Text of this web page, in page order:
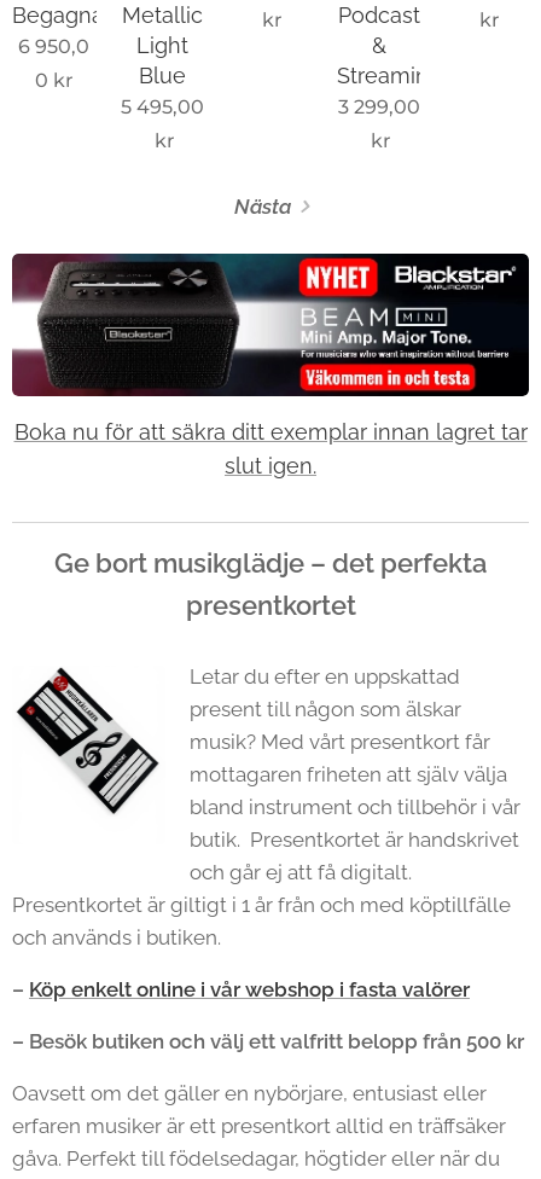
Begagnad
6 950,0
0 kr
Metallic
Light
Blue
5 495,00
kr
kr
Podcast
&
Streaming
3 299,00
kr
kr
Nästa
Boka nu för att säkra ditt exemplar innan lagret tar
slut igen.
Ge bort musikglädje – det perfekta
presentkortet
Letar du efter en uppskattad
present till någon som älskar
musik? Med vårt presentkort får
mottagaren friheten att själv välja
bland instrument och tillbehör i vår
butik. Presentkortet är handskrivet
och går ej att få digitalt.
Presentkortet är giltigt i 1 år från och med köptillfälle
och används i butiken.
– Köp enkelt online i vår webshop i fasta valörer
– Besök butiken och välj ett valfritt belopp från 500 kr
Oavsett om det gäller en nybörjare, entusiast eller
erfaren musiker är ett presentkort alltid en träffsäker
gåva. Perfekt till födelsedagar, högtider eller när du